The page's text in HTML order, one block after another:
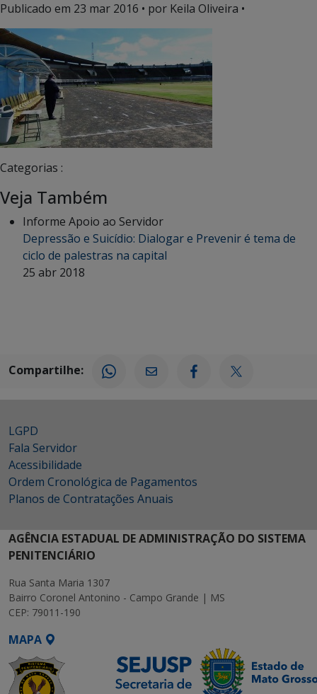
Publicado em 23 mar 2016 • por Keila Oliveira •
Categorias :
Veja Também
Informe Apoio ao Servidor
Depressão e Suicídio: Dialogar e Prevenir é tema de
ciclo de palestras na capital
25 abr 2018
Compartilhe:
LGPD
Fala Servidor
Acessibilidade
Ordem Cronológica de Pagamentos
Planos de Contratações Anuais
AGÊNCIA ESTADUAL DE ADMINISTRAÇÃO DO SISTEMA
PENITENCIÁRIO
Rua Santa Maria 1307
Bairro Coronel Antonino - Campo Grande | MS
CEP: 79011-190
MAPA